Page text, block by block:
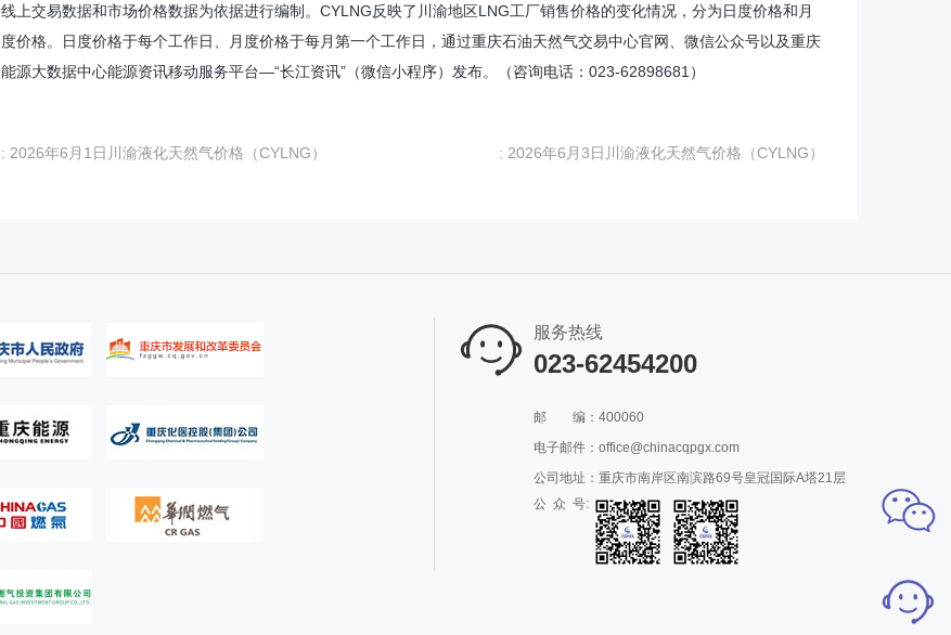
线上交易数据和市场价格数据为依据进行编制。CYLNG反映了川渝地区LNG工厂销售价格的变化情况，分为日度价格和月
度价格。日度价格于每个工作日、月度价格于每月第一个工作日，通过重庆石油天然气交易中心官网、微信公众号以及重庆
能源大数据中心能源资讯移动服务平台—“长江资讯”（微信小程序）发布。（咨询电话：023-62898681）
: 2026年6月1日川渝液化天然气价格（CYLNG） : 2026年6月3日川渝液化天然气价格（CYLNG）
服务热线
023-62454200
邮
编：400060
电子邮件：office@chinacqpgx.com
公司地址：重庆市南岸区南滨路69号皇冠国际A塔21层
公 众 号: